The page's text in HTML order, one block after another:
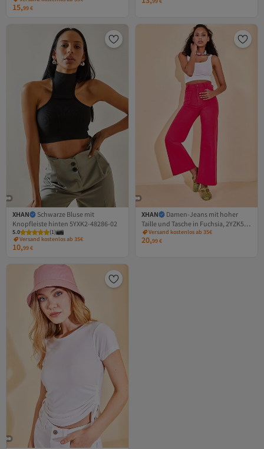
15,99€
XHAN
Schwarze Bluse mit
Knopfleiste hinten 5YXK2-48286-02
5.0 (1)
Versand kostenlos ab 35€
10,99€
XHAN
Damen-Jeans mit hoher
Taille und Tasche in Fuchsia, 2YZK5-
12774-07
Versand kostenlos ab 35€
20,99€